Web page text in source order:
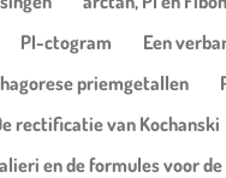
PI-ctogram
Een
priemgetallen
rectificatie van Kochanski
en de formules voor